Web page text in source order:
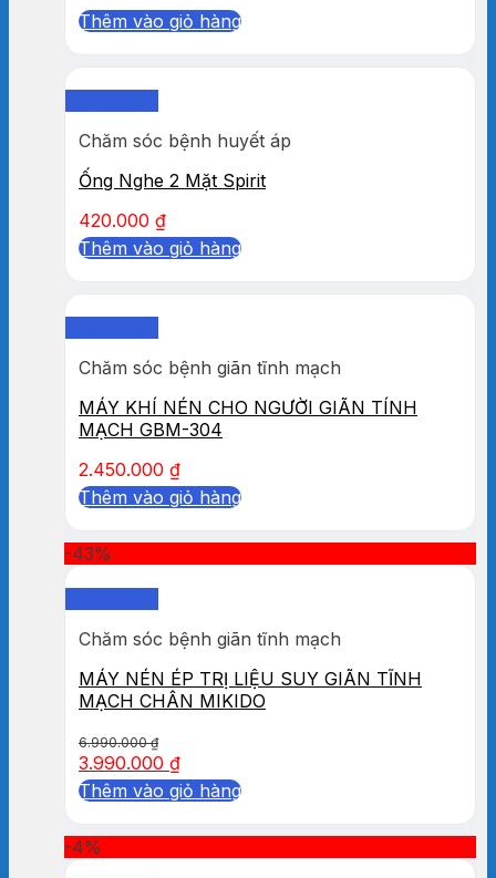
Thêm vào giỏ hàng
Chăm sóc bệnh huyết áp
Ống Nghe 2 Mặt Spirit
420.000 ₫
Thêm vào giỏ hàng
Chăm sóc bệnh giãn tĩnh mạch
MÁY KHÍ NÉN CHO NGƯỜI GIÃN TÍNH
MẠCH GBM-304
2.450.000 ₫
Thêm vào giỏ hàng
-43%
Chăm sóc bệnh giãn tĩnh mạch
MÁY NÉN ÉP TRỊ LIỆU SUY GIÃN TĨNH
MẠCH CHÂN MIKIDO
6.990.000₫
3.990.000 ₫
Thêm vào giỏ hàng
-4%